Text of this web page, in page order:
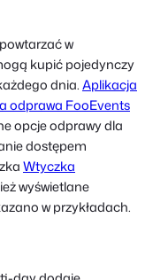
w
kupić pojedynczy
dnia.Aplikacja
odprawa FooEvents
opcje odprawy dla
dostępem
Wtyczka
wyświetlane
w przykładach.